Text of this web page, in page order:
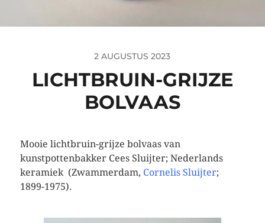
2 AUGUSTUS 2023
LICHTBRUIN-GRIJZE
BOLVAAS
Mooie lichtbruin-grijze bolvaas van
kunstpottenbakker Cees Sluijter; Nederlands
keramiek (Zwammerdam, Cornelis Sluijter;
1899-1975).